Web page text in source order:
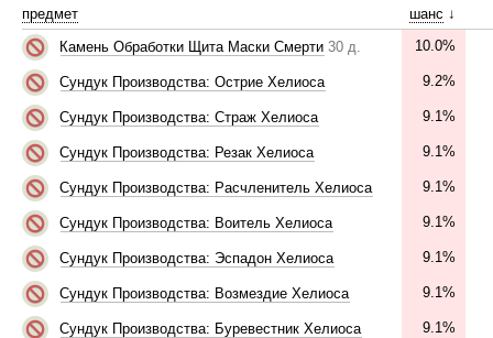
предмет шанс ↓
Камень Обработки Щита Маски Смерти 30 д. 10.0%
Сундук Производства: Острие Хелиоса 9.2%
Сундук Производства: Страж Хелиоса 9.1%
Сундук Производства: Резак Хелиоса 9.1%
Сундук Производства: Расчленитель Хелиоса 9.1%
Сундук Производства: Воитель Хелиоса 9.1%
Сундук Производства: Эспадон Хелиоса 9.1%
Сундук Производства: Возмездие Хелиоса 9.1%
Сундук Производства: Буревестник Хелиоса 9.1%